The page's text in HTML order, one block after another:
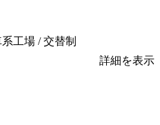
工場 / 交替制
詳細を表示